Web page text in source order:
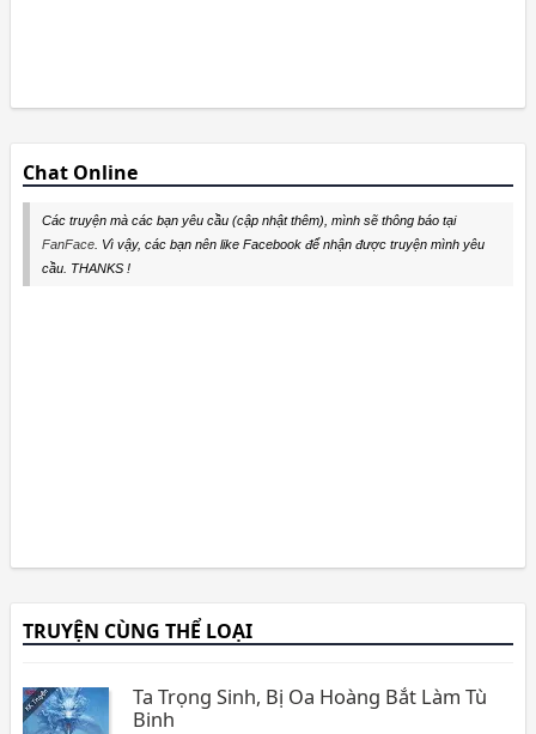
Chat Online
Các truyện mà các bạn yêu cầu (cập nhật thêm), mình sẽ thông báo tại
FanFace. Vì vậy, các bạn nên like Facebook để nhận được truyện mình yêu
cầu. THANKS !
TRUYỆN CÙNG THỂ LOẠI
Ta Trọng Sinh, Bị Oa Hoàng Bắt Làm Tù
Binh